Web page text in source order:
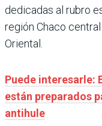
dedicadas al rubro
región Chaco
Oriental.
Puede interesarle:
están preparados
antihule